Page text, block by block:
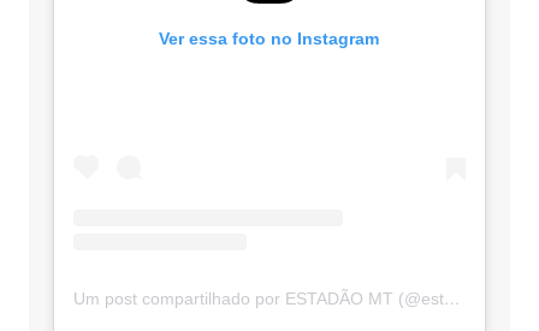
Ver essa foto no Instagram
Um post compartilhado por ESTADÃO MT (@estadaomt)